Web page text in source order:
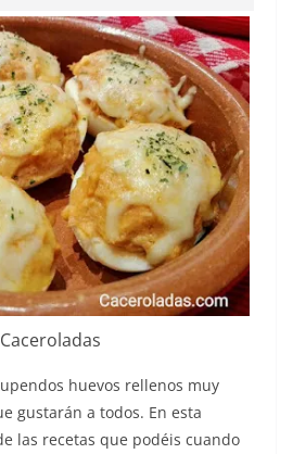
Caceroladas
huevos rellenos muy
gustarán a todos. En esta
las recetas que podéis cuando